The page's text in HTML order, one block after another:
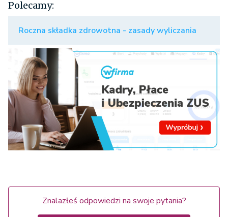
Polecamy:
Roczna składka zdrowotna - zasady wyliczania
Znalazłeś odpowiedzi na swoje pytania?